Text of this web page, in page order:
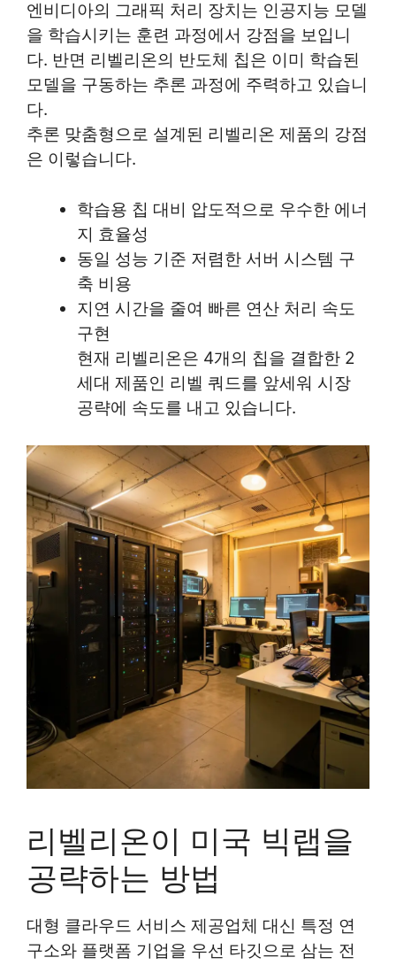
엔비디아의 그래픽 처리 장치는 인공지능 모델
을 학습시키는 훈련 과정에서 강점을 보입니
다. 반면 리벨리온의 반도체 칩은 이미 학습된
모델을 구동하는 추론 과정에 주력하고 있습니
다.
추론 맞춤형으로 설계된 리벨리온 제품의 강점
은 이렇습니다.
학습용 칩 대비 압도적으로 우수한 에너
지 효율성
동일 성능 기준 저렴한 서버 시스템 구
축 비용
지연 시간을 줄여 빠른 연산 처리 속도
구현
현재 리벨리온은 4개의 칩을 결합한 2
세대 제품인 리벨 쿼드를 앞세워 시장
공략에 속도를 내고 있습니다.
리벨리온이 미국 빅랩을
공략하는 방법
대형 클라우드 서비스 제공업체 대신 특정 연
구소와 플랫폼 기업을 우선 타깃으로 삼는 전